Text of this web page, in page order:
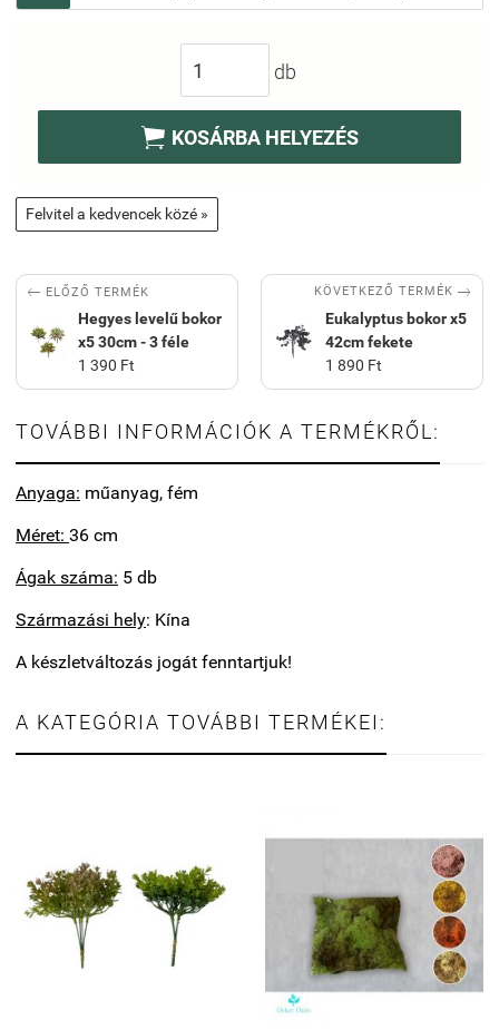
db
 KOSÁRBA HELYEZÉS
Felvitel a kedvencek közé »
 ELŐZŐ TERMÉK
Hegyes levelű bokor
x5 30cm - 3 féle
1 390 Ft
KÖVETKEZŐ TERMÉK 
Eukalyptus bokor x5
42cm fekete
1 890 Ft
TOVÁBBI INFORMÁCIÓK A TERMÉKRŐL:
Anyaga: műanyag, fém
Méret: 36 cm
Ágak száma: 5 db
Származási hely: Kína
A készletváltozás jogát fenntartjuk!
A KATEGÓRIA TOVÁBBI TERMÉKEI: